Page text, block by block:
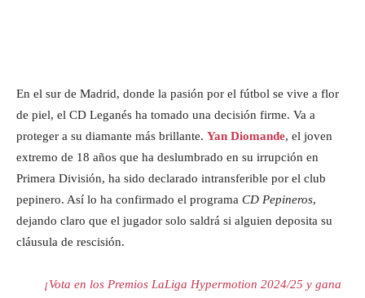
En el sur de Madrid, donde la pasión por el fútbol se vive a flor
de piel, el CD Leganés ha tomado una decisión firme. Va a
proteger a su diamante más brillante. Yan Diomande, el joven
extremo de 18 años que ha deslumbrado en su irrupción en
Primera División, ha sido declarado intransferible por el club
pepinero. Así lo ha confirmado el programa CD Pepineros,
dejando claro que el jugador solo saldrá si alguien deposita su
cláusula de rescisión.
¡Vota en los Premios LaLiga Hypermotion 2024/25 y gana